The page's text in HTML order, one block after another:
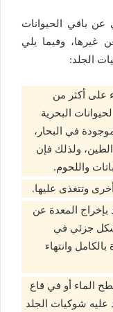
باقي الحيوانات
غيرها، وفيما يلي
الجلد:
على أكثر من
البحرية
في البحار،
الطين، ولذلك فإن
واللحوم.
وتتغذى عليها.
بإخراج المعدة عن
جزئي في
وانتهاء
الماء أو في قاع
عليه شوكيات الجلد